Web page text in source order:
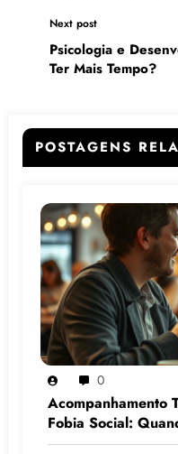
Next post
Psicologia e
Ter Mais Tempo?
POSTAGENS
0
Acompanhamento
Fobia Social:
o Medo Mora